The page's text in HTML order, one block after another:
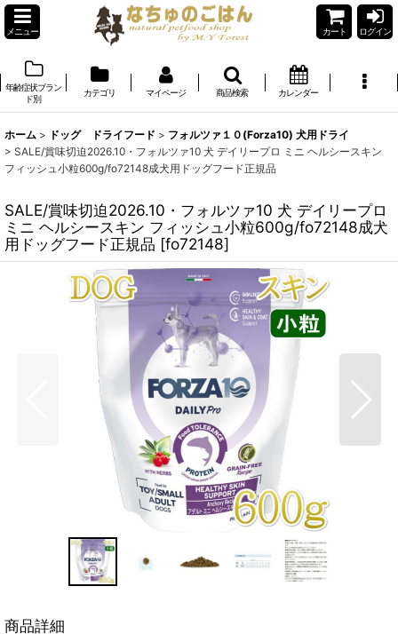
メニュー カート ログイン
年齢症状ブラン
ド別
カテゴリ マイページ 商品検索 カレンダー
ホーム > ドッグ ドライフード > フォルツァ１０(Forza10) 犬用ドライ
> SALE/賞味切迫2026.10・フォルツァ10 犬 デイリープロ ミニ ヘルシースキン
フィッシュ小粒600g/fo72148成犬用ドッグフード正規品
SALE/賞味切迫2026.10・フォルツァ10 犬 デイリープロ
ミニ ヘルシースキン フィッシュ小粒600g/fo72148成犬
用ドッグフード正規品 [fo72148]
商品詳細